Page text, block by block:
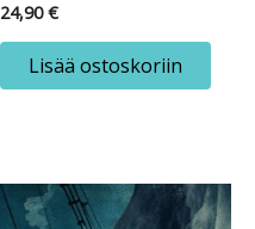
24,90€
Lisää ostoskoriin